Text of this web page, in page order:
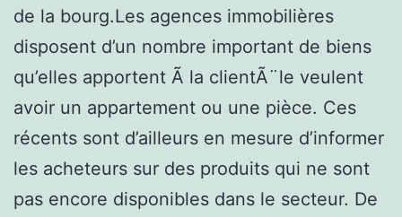
de la bourg.Les agences immobilières
disposent d’un nombre important de biens
qu’elles apportent Ã la clientÃ¨le veulent
avoir un appartement ou une pièce. Ces
récents sont d’ailleurs en mesure d’informer
les acheteurs sur des produits qui ne sont
pas encore disponibles dans le secteur. De